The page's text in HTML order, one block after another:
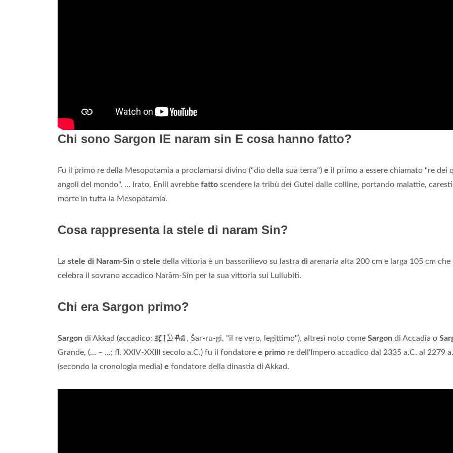
Chi sono Sargon IE naram sin E cosa hanno fatto?
Fu il primo re della Mesopotamia a proclamarsi divino ("dio della sua terra") e il primo a essere chiamato "re dei
angoli del mondo". ... Irato, Enlil avrebbe fatto scendere la tribù dei Gutei dalle colline, portando malattie,
morte in tutta la Mesopotamia.
Cosa rappresenta la stele di naram Sin?
La stele di Naram-Sin o stele della vittoria è un bassorilievo su lastra di arenaria alta 200 cm e larga 105 cm che
celebra il sovrano accadico Narām-Sîn per la sua vittoria sui Lullubiti.
Chi era Sargon primo?
Sargon di Akkad (accadico: 𒊬𒊒𒄀, Šar-ru-gi, "il re vero, legittimo"), altresì noto come Sargon di Accadia o
Grande, (... – ...; fl. XXIV-XXIII secolo a.C.) fu il fondatore e primo re dell'Impero accadico dal 2335 a.C. al 2279
(secondo la cronologia media) e fondatore della dinastia di Akkad.